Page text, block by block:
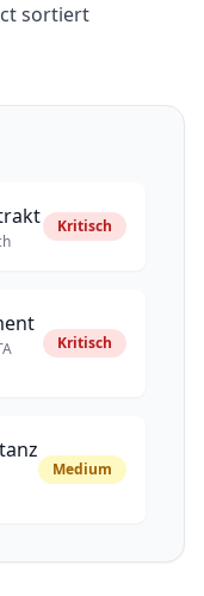
Kritisch
Kritisch
Medium
sortiert